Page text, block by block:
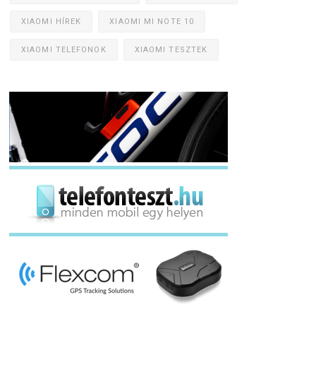
XIAOMI HÍREK XIAOMI MI NOTE 10
XIAOMI TELEFONOK XIAOMI TESZTEK